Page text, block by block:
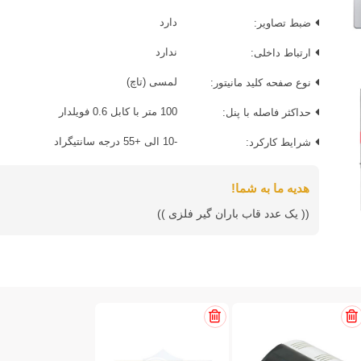
ضبط تصاویر: دارد
ارتباط داخلی: ندارد
نوع صفحه کلید مانیتور: لمسی (تاچ)
حداکثر فاصله با پنل: 100 متر با کابل 0.6 فویلدار
شرایط کارکرد: -10 الی +55 درجه سانتیگراد
هدیه ما به شما!
(( یک عدد قاب باران گیر فلزی ))